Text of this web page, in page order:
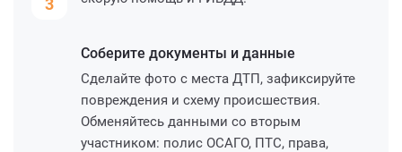
3
Соберите документы и данные
Сделайте фото с места ДТП, зафиксируйте
повреждения и схему происшествия.
Обменяйтесь данными со вторым
участником: полис ОСАГО, ПТС, права,